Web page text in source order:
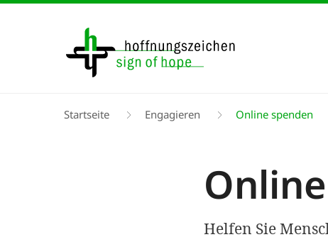
Pfadnavigation
Startseite Engagieren Online spenden
Helfen Sie